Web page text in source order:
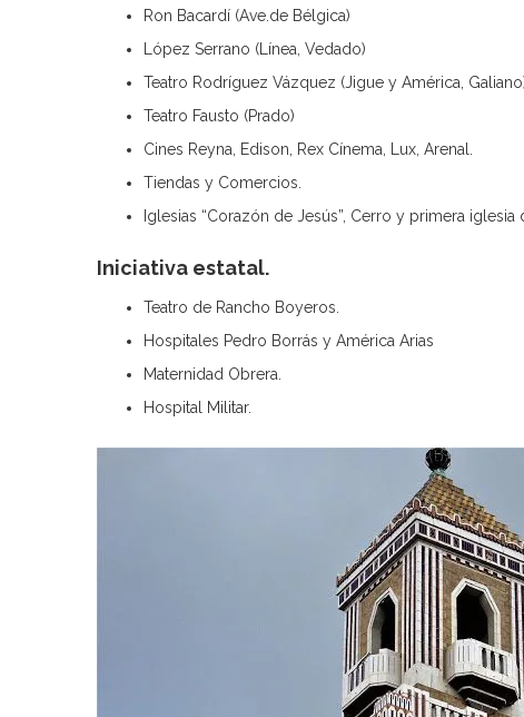
Ron Bacardí (Ave.de Bélgica)
López Serrano (Línea, Vedado)
Teatro Rodríguez Vázquez (Jigue y América,
Teatro Fausto (Prado)
Cines Reyna, Edison, Rex Cínema, Lux, Arenal.
Tiendas y Comercios.
Iglesias “Corazón de Jesús”, Cerro y primera
Iniciativa estatal.
Teatro de Rancho Boyeros.
Hospitales Pedro Borrás y América Arias
Maternidad Obrera.
Hospital Militar.